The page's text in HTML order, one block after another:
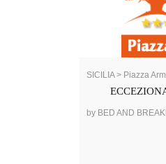
SICILIA > Piazza
by BED AND